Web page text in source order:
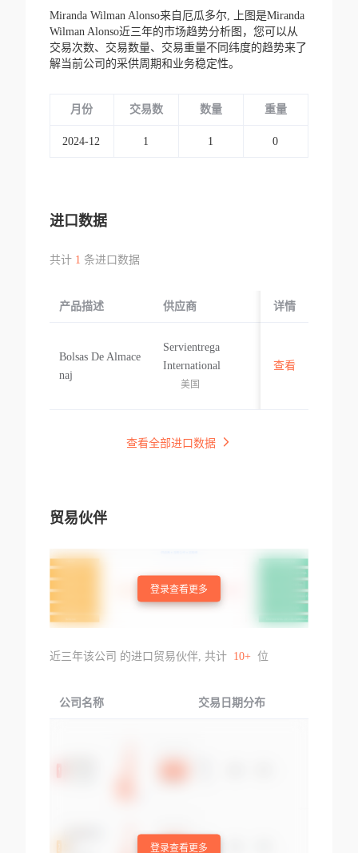
Miranda Wilman Alonso来自厄瓜多尔,
上图是Miranda
Wilman Alonso近三年的市场趋势分析图，您可以从
交易次数、交易数量、交易重量不同纬度的趋势来了
解当前公司的采供周期和业务稳定性。
月份 交易数 数量 重量
2024-12 1 1 0
进口数据
共计 1 条进口数据
产品描述 供应商 起运国/地区
详情
Bolsas De Almace
naj
Servientrega
International
美国
美国
查看
查看全部进口数据
贸易伙伴
登录查看更多
近三年该公司 的进口贸易伙伴, 共计 10+ 位
公司名称 交易日期分布
登录查看更多